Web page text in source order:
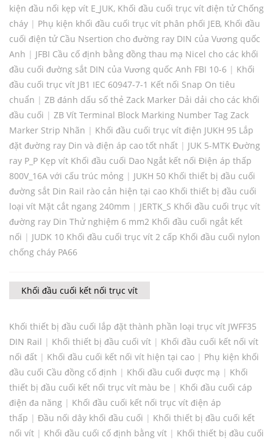
kiện đầu nối kẹp vít E_JUK, Khối đầu cuối trục vít điện tử Chống
cháy | Phụ kiện khối đầu cuối trục vít phân phối JEB, Khối đầu
cuối điện tử Cầu Nsertion cho đường ray DIN của Vương quốc
Anh | JFBI Cầu cố định bằng đồng thau mạ Nicel cho các khối
đầu cuối đường sắt DIN của Vương quốc Anh FBI 10-6 | Khối
đầu cuối trục vít JB1 IEC 60947-7-1 Kết nối Snap On tiêu
chuẩn | ZB đánh dấu số thẻ Zack Marker Dải dải cho các khối
đầu cuối | ZB Vít Terminal Block Marking Number Tag Zack
Marker Strip Nhãn | Khối đầu cuối trục vít điện JUKH 95 Lắp
đặt đường ray Din và điện áp cao tốt nhất | JUK 5-MTK Đường
ray P_P Kẹp vít Khối đầu cuối Dao Ngắt kết nối Điện áp thấp
800V_16A với cấu trúc mỏng | JUKH 50 Khối thiết bị đầu cuối
đường sắt Din Rail rào cản hiện tại cao Khối thiết bị đầu cuối
loại vít Mặt cắt ngang 240mm | JERTK_S Khối đầu cuối trục vít
đường ray Din Thử nghiệm 6 mm2 Khối đầu cuối ngắt kết
nối | JUDK 10 Khối đầu cuối trục vít 2 cấp Khối đầu cuối nylon
chống cháy PA66
Khối đầu cuối kết nối trục vít
Khối thiết bị đầu cuối lắp đặt thành phần loại trục vít JWFF35
DIN Rail | Khối thiết bị đầu cuối vít | Khối đầu cuối kết nối vít
nối đất | Khối đầu cuối kết nối vít hiện tại cao | Phụ kiện khối
đầu cuối Cầu đồng cố định | Khối đầu cuối được mạ | Khối
thiết bị đầu cuối kết nối trục vít màu be | Khối đầu cuối cáp
điện đa năng | Khối đầu cuối kết nối trục vít điện áp
thấp | Đầu nối dây khối đầu cuối | Khối thiết bị đầu cuối kết
nối vít | Khối đầu cuối cố định bằng vít | Khối thiết bị đầu cuối